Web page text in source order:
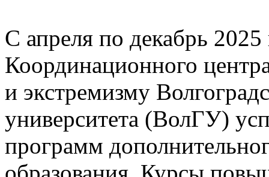
С апреля по декабрь 2025
Координационного
и экстремизму
университета (ВолГУ)
программ